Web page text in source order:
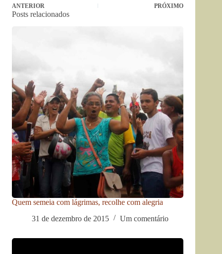
ANTERIOR PRÓXIMO
Posts relacionados
Quem semeia com lágrimas, recolhe com alegria
31 de dezembro de 2015
Um comentário